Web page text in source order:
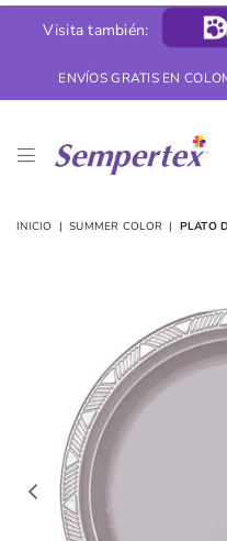
Visita también:
ENVÍOS GRATIS EN
SEMPERTEX
INICIO | SUMMER COLOR | PLATO